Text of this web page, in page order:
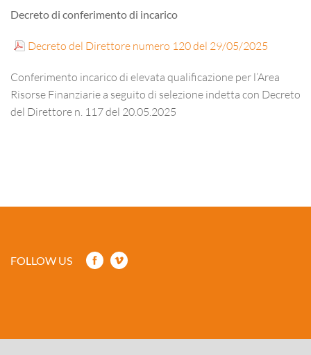
Decreto di conferimento di incarico
Decreto del Direttore numero 120 del 29/05/2025
Conferimento incarico di elevata qualificazione per l’Area
Risorse Finanziarie a seguito di selezione indetta con Decreto
del Direttore n. 117 del 20.05.2025
FOLLOW US